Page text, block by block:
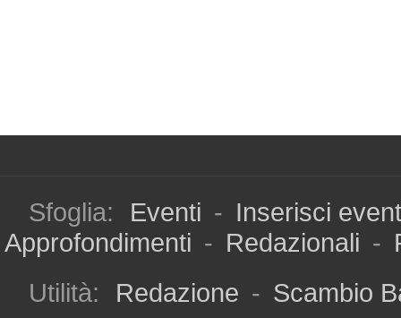
Sfoglia: Eventi - Inserisci
Approfondimenti - Redazionali -
Utilità:
Redazione - Scambio